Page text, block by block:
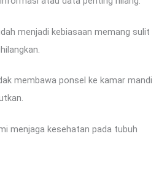
menjadi kebiasaan memang sulit
membawa ponsel ke kamar mandi
menjaga kesehatan pada tubuh